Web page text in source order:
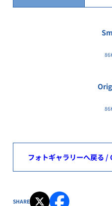
フォトギャラリーへ戻る
SHARE